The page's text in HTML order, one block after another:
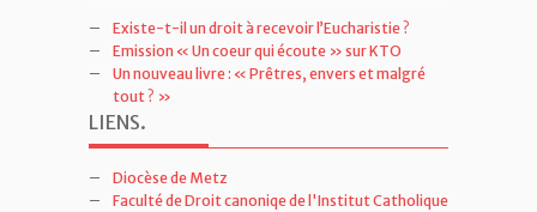
Existe-t-il un droit à recevoir l’Eucharistie ?
Emission « Un coeur qui écoute » sur KTO
Un nouveau livre : « Prêtres, envers et malgré
tout ? »
LIENS.
Diocèse de Metz
Faculté de Droit canoniqe de l'Institut Catholique